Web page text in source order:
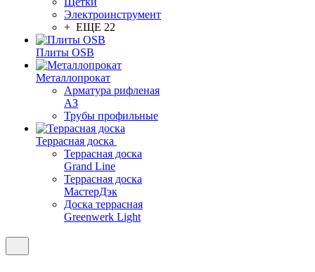
Электроинструмент
+ ЕЩЕ 22
Плиты OSB
Металлопрокат
Арматура рифленая
АЗ
Трубы профильные
Террасная доска
Террасная доска
Grand Line
Террасная доска
МастерДэк
Доска террасная
Greenwerk Light